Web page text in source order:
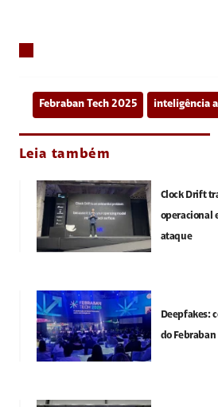
Febraban Tech 2025 inteligência
Leia também
Clock Drift
operacional
ataque
Deepfakes:
do Febraban